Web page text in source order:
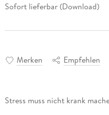
Sofort lieferbar (Download)
Merken Empfehlen
Stress muss nicht krank